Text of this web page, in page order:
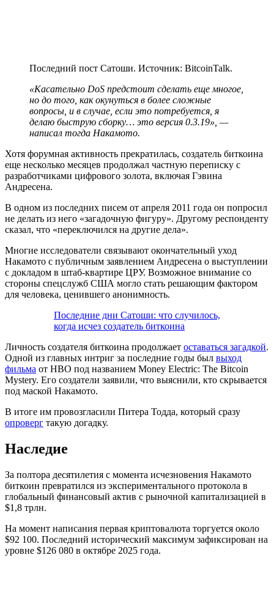
Последний пост Сатоши. Источник: BitcoinTalk.
«Касательно DoS предстоит сделать еще многое,
но до того, как окунуться в более сложные
вопросы, и в случае, если это потребуется, я
делаю быструю сборку… это версия 0.3.19», —
написал тогда Накамото.
Хотя форумная активность прекратилась, создатель биткоина
еще несколько месяцев продолжал частную переписку с
разработчиками цифрового золота, включая Гэвина
Андресена.
В одном из последних писем от апреля 2011 года он попросил
не делать из него «загадочную фигуру». Другому респонденту
сказал, что «переключился на другие дела».
Многие исследователи связывают окончательный уход
Накамото с публичным заявлением Андресена о выступлении
с докладом в штаб-квартире ЦРУ. Возможное внимание со
стороны спецслужб США могло стать решающим фактором
для человека, ценившего анонимность.
Последние дни Сатоши: что случилось,
когда исчез создатель биткоина
Личность создателя биткоина продолжает оставаться загадкой.
Одной из главных интриг за последние годы был выход
фильма от HBO под названием Money Electric: The Bitcoin
Mystery. Его создатели заявили, что выяснили, кто скрывается
под маской Накамото.
В итоге им провозгласили Питера Тодда, который сразу
опроверг такую догадку.
Наследие
За полтора десятилетия с момента исчезновения Накамото
биткоин превратился из экспериментального протокола в
глобальный финансовый актив с рыночной капитализацией в
$1,8 трлн.
На момент написания первая криптовалюта торгуется около
$92 100. Последний исторический максимум зафиксирован на
уровне $126 080 в октябре 2025 года.